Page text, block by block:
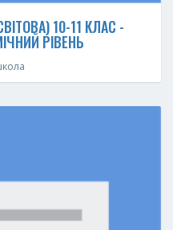
10-11 КЛАС -
РІВЕНЬ